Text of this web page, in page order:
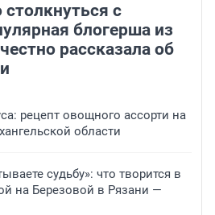
с
блогерша из
рассказала об
рецепт овощного ассорти на
области
судьбу»: что творится в
на Березовой в Рязани —